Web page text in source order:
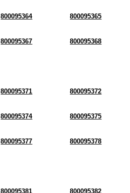
800095364 800095365
800095367 800095368
800095371 800095372
800095374 800095375
800095377 800095378
800095381 800095382